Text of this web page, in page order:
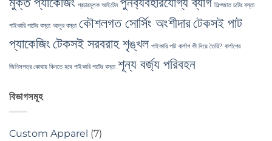
প্রচারমূলক আইটেম শিল্পজাত চটের বস্তা
পাইকারি পাটের বস্তা আলুর বস্তা কৌশলগত সোর্সিং অংশীদারটেকসই পাট
প্যাকেজিংটেকসই সরবরাহ শৃঙ্খল পাইকারি পাট বার্লাপ কী দিয়ে তৈরি? বার্লাপের
জিনিসপত্র কোথায় কিনতে হবে পাইকারি পাটের বস্তা শূন্য বর্জ্য পরিবহন
বিভাগসমূহ
Custom Apparel (7)